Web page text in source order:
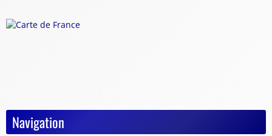
Navigation